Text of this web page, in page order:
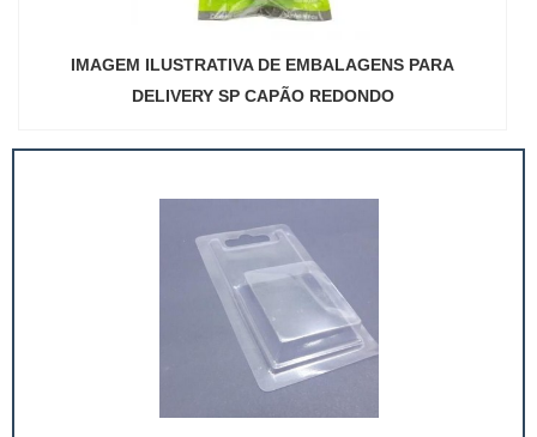
IMAGEM ILUSTRATIVA DE EMBALAGENS PARA
DELIVERY SP CAPÃO REDONDO